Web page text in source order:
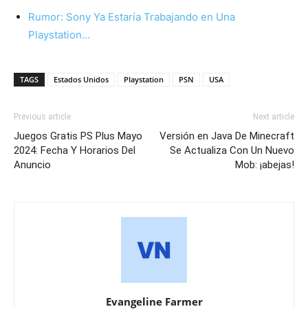
Rumor: Sony Ya Estaría Trabajando en Una
Playstation…
TAGS Estados Unidos Playstation PSN USA
Previous article
Juegos Gratis PS Plus Mayo
2024: Fecha Y Horarios Del
Anuncio
Next article
Versión en Java De Minecraft
Se Actualiza Con Un Nuevo
Mob: ¡abejas!
Evangeline Farmer